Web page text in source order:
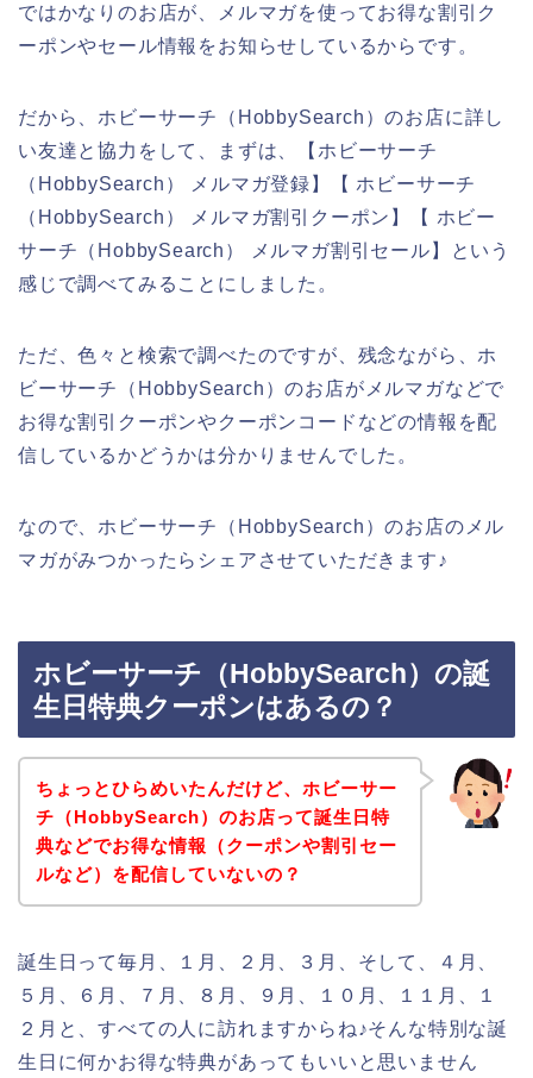
ではかなりのお店が、メルマガを使ってお得な割引ク
ーポンやセール情報をお知らせしているからです。
だから、ホビーサーチ（HobbySearch）のお店に詳し
い友達と協力をして、まずは、【ホビーサーチ
（HobbySearch） メルマガ登録】【 ホビーサーチ
（HobbySearch） メルマガ割引クーポン】【 ホビー
サーチ（HobbySearch） メルマガ割引セール】という
感じで調べてみることにしました。
ただ、色々と検索で調べたのですが、残念ながら、ホ
ビーサーチ（HobbySearch）のお店がメルマガなどで
お得な割引クーポンやクーポンコードなどの情報を配
信しているかどうかは分かりませんでした。
なので、ホビーサーチ（HobbySearch）のお店のメル
マガがみつかったらシェアさせていただきます♪
ホビーサーチ（HobbySearch）の誕
生日特典クーポンはあるの？
ちょっとひらめいたんだけど、ホビーサー
チ（HobbySearch）のお店って誕生日特
典などでお得な情報（クーポンや割引セー
ルなど）を配信していないの？
誕生日って毎月、１月、２月、３月、そして、４月、
５月、６月、７月、８月、９月、１０月、１１月、１
２月と、すべての人に訪れますからね♪そんな特別な誕
生日に何かお得な特典があってもいいと思いません